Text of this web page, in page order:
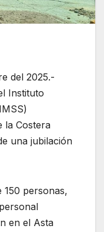
del 2025.-
Instituto
la Costera
una jubilación
150 personas,
en el Asta